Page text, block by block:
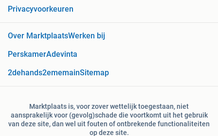
Privacyvoorkeuren
Over MarktplaatsWerken bij
PerskamerAdevinta
2dehands2ememainSitemap
Marktplaats is, voor zover wettelijk toegestaan, niet
aansprakelijk voor (gevolg)schade die voortkomt uit het gebruik
van deze site, dan wel uit fouten of ontbrekende functionaliteiten
op deze site.